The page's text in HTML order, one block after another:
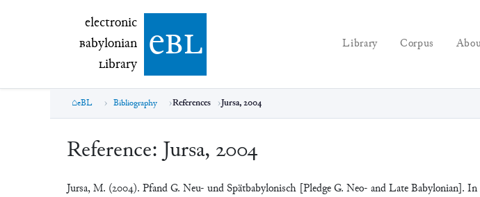
electronic Babylonian Library (eBL)
electronic
Babylonian
Library ebl Library Corpus
eBL Bibliography References Jursa, 2004
Reference: Jursa, 2004
Jursa, M. (2004). Pfand G. Neu- und Spätbabylonisch [Pledge G. Neo- and Late Babylonian]. In